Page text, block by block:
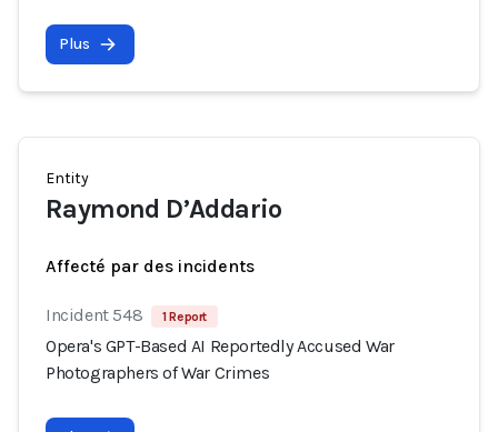
Plus
Entity
Raymond D’Addario
Affecté par des incidents
Incident 548 1 Report
Opera's GPT-Based AI Reportedly Accused War
Photographers of War Crimes